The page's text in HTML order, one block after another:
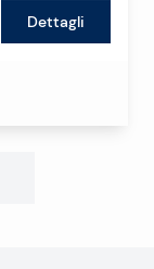
Dettagli